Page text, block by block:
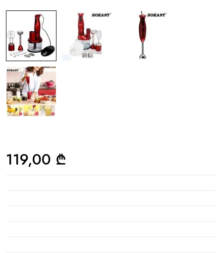
119,00 ₾